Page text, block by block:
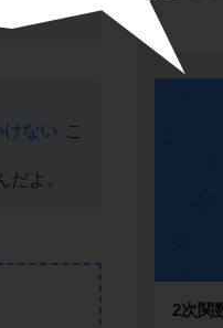
けない
こ
よ。
2次関